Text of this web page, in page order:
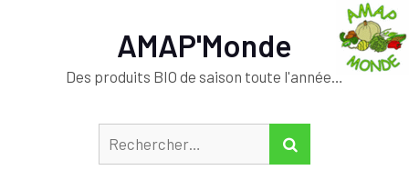
AMAP'Monde
Des produits BIO de saison toute l'année…